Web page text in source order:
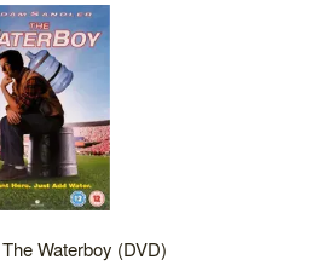
Waterboy (DVD)